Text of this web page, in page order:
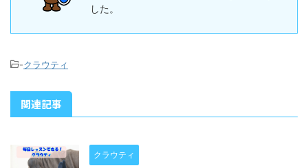
した。
-クラウティ
関連記事
クラウティ